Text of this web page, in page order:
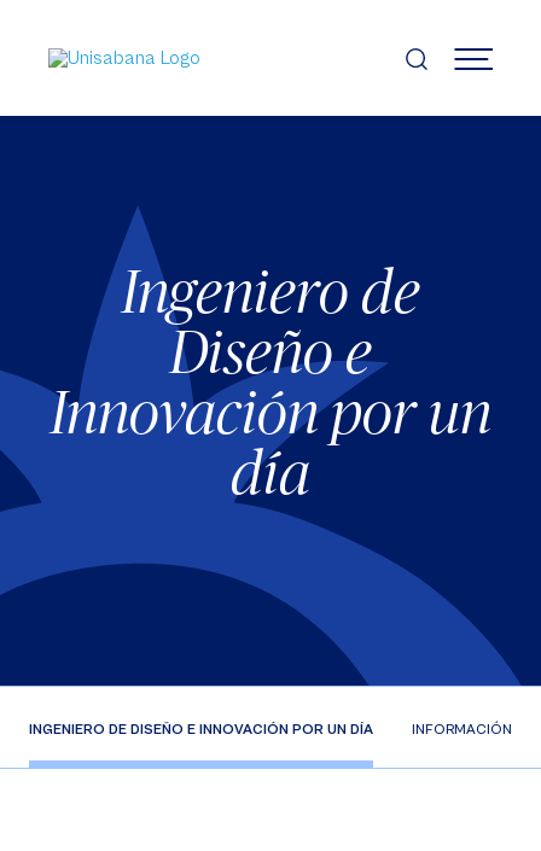
contenido
principal
MENÚ
Ingeniero de
Diseño e
Innovación por un
día
INGENIERO DE DISEÑO E INNOVACIÓN POR UN DÍA INFORMACIÓN